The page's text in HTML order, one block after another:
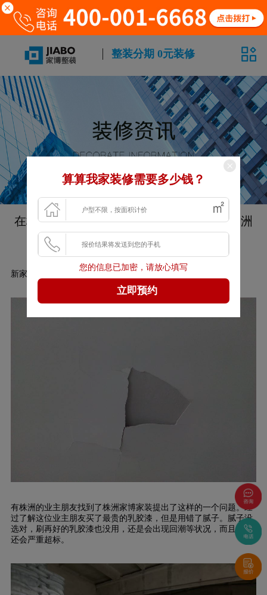
整装分期 0元装修
在株洲装修三个月后出现墙皮开裂脱落，株洲
发布时间：2022-05-15 17:18:07
新家才住三个月，墙皮竟然开裂脱落了，怎么会这样呢？
有株洲的业主朋友找到了株洲家博家装提出了这样的一个问题。经
过了解这位业主朋友买了最贵的乳胶漆，但是用错了腻子。腻子没
选对，刷再好的乳胶漆也没用，还是会出现回潮等状况，而且甲醛
还会严重超标。
算算我家装修需要多少钱？
您的信息已加密，请放心填写